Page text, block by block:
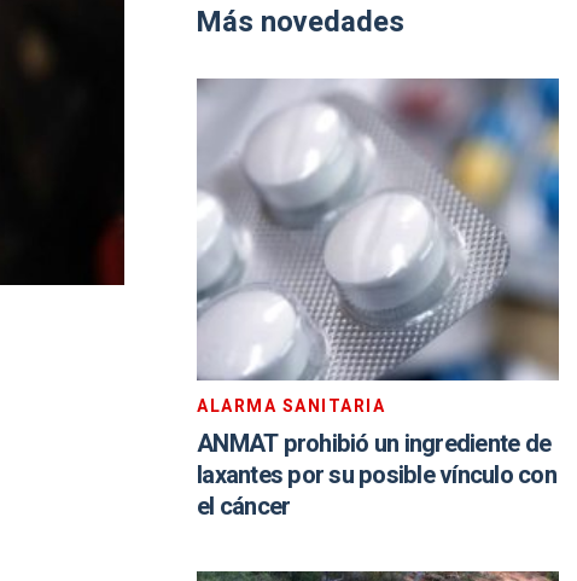
Más novedades
ALARMA SANITARIA
ANMAT prohibió un ingrediente de
laxantes por su posible vínculo con
el cáncer